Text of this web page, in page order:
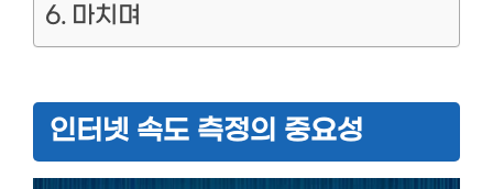
마치며
인터넷 속도 측정의 중요성